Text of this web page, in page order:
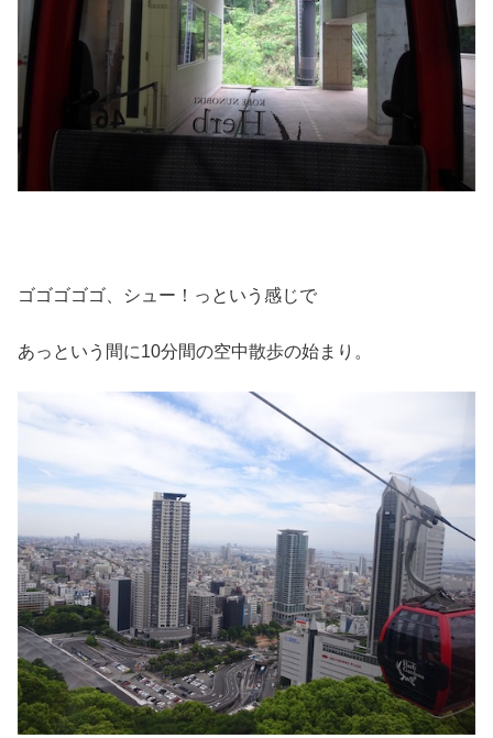
ゴゴゴゴゴ、シュー！っという感じで
あっという間に10分間の空中散歩の始まり。